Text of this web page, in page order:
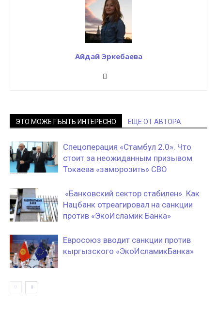
Айдай Эркебаева
ЭТО МОЖЕТ БЫТЬ ИНТЕРЕСНО ЕЩЕ ОТ АВТОРА
Спецоперация «Стамбул 2.0». Что
стоит за неожиданным призывом
Токаева «заморозить» СВО
«Банковский сектор стабилен». Как
Нацбанк отреагировал на санкции
против «ЭкоИсламик Банка»
Евросоюз вводит санкции против
кыргызского «ЭкоИсламикБанка»